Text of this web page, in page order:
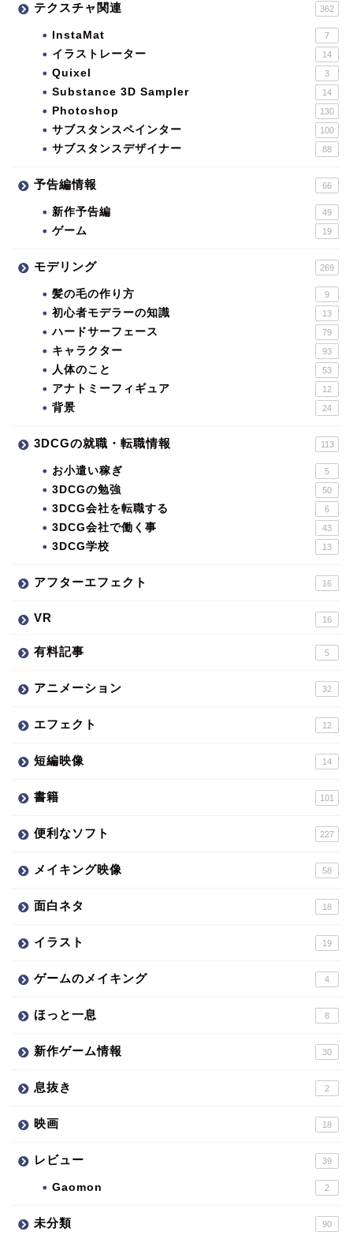
テクスチャ関連 362
InstaMat 7
イラストレーター 14
Quixel 3
Substance 3D Sampler 14
Photoshop 130
サブスタンスペインター 100
サブスタンスデザイナー 88
予告編情報 66
新作予告編 49
ゲーム 19
モデリング 269
髪の毛の作り方 9
初心者モデラーの知識 13
ハードサーフェース 79
キャラクター 93
人体のこと 53
アナトミーフィギュア 12
背景 24
3DCGの就職・転職情報 113
お小遣い稼ぎ 5
3DCGの勉強 50
3DCG会社を転職する 6
3DCG会社で働く事 43
3DCG学校 13
アフターエフェクト 16
VR 16
有料記事 5
アニメーション 32
エフェクト 12
短編映像 14
書籍 101
便利なソフト 227
メイキング映像 58
面白ネタ 18
イラスト 19
ゲームのメイキング 4
ほっと一息 8
新作ゲーム情報 30
息抜き 2
映画 18
レビュー 39
Gaomon 2
未分類 90